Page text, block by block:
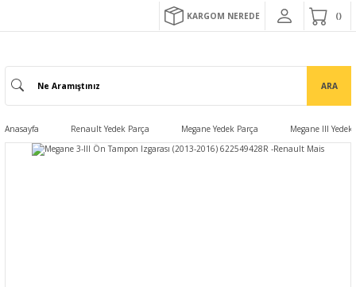
KARGOM NEREDE
ARA
Anasayfa Renault Yedek Parça Megane Yedek Parça Megane III Yedek